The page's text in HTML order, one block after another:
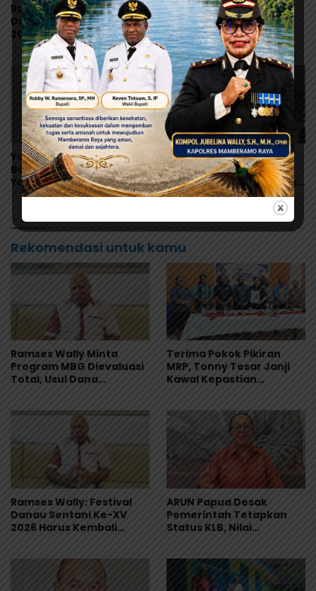
Ramses Wally: Festival
Danau Sentani Ke-XV
2026 Harus Kembali
Masuk Kalender Event
Nasional
ARUN Papua Desak
Pemerintah Tetapkan
Status KLB, Nilai
Pernyataan Kuasa
Hukum Yayasan KISP Tak
Sentuh Akar Masalah
MBG
Yohanes Raubaba
Bantah Tudingan Bupati
Yapen, Ingatkan
Pemimpin Fokus Urus
Musa Sombuk Buktikan
Komitmen untuk Adat
Papua, Salurkan Bantuan
Rehab Sekretariat DAP
Rekomendasi untuk kamu
Ramses Wally Minta
Program MBG Dievaluasi
Total, Usul Dana
Terima Pokok Pikiran
MRP, Tonny Tesar Janji
Kawal Kepastian
Ramses Wally: Festival
Danau Sentani Ke-XV
2026 Harus Kembali
ARUN Papua Desak
Pemerintah Tetapkan
Status KLB, Nilai
Sentuh Akar Masalah